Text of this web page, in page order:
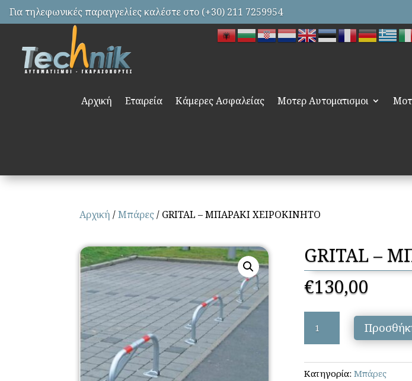
Για τηλεφωνικές παραγγελίες καλέστε στο (+30) 211 7259954
Αρχική Εταιρεία Κάμερες Ασφαλείας Μοτερ Αυτοματισμοι
Αρχική /Μπάρες/ GRITAL – ΜΠΑΡΑΚΙ ΧΕΙΡΟΚΙΝΗΤΟ
GRITAL –
€130,00
ΜΠΑΡΑΚΙ
ΧΕΙΡΟΚΙΝΗΤΟ
ποσότητα
Κατηγορία: Μπάρες